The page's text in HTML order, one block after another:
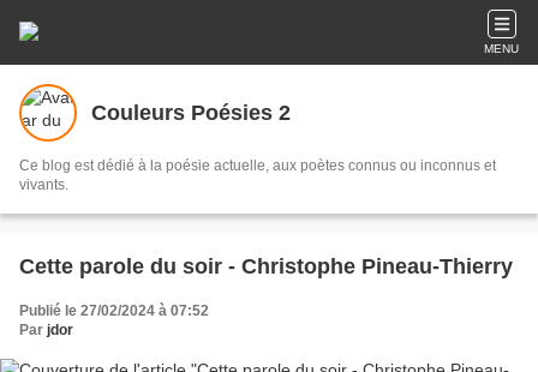
MENU
Couleurs Poésies 2
Ce blog est dédié à la poésie actuelle, aux poètes connus ou inconnus et
vivants.
Cette parole du soir - Christophe Pineau-Thierry
Publié le 27/02/2024 à 07:52
Par jdor